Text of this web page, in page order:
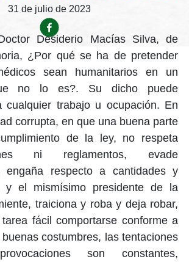
31 de julio de 2023
Desiderio Macías Silva, de
¿Por qué se ha de pretender
sean humanitarios en un
no lo es?. Su dicho puede
cualquier trabajo u ocupación. En
corrupta, en que una buena parte
de la ley, no respeta
ni reglamentos, evade
engaña respecto a cantidades y
y el mismísimo presidente de la
traiciona y roba y deja robar,
fácil comportarse conforme a
buenas costumbres, las tentaciones
son constantes,